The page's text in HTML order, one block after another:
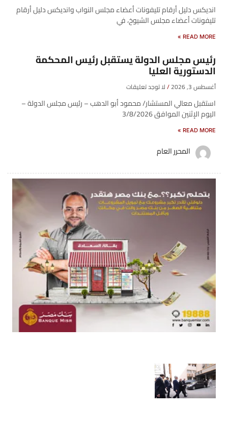
انديكس دليل أرقام تليفونات أعضاء مجلس النواب وانديكس دليل أرقام
تليفونات أعضاء مجلس الشيوخ، في
READ MORE »
رئيس مجلس الدولة يستقبل رئيس المحكمة
الدستورية العليا
أغسطس 3, 2026 لا توجد تعليقات
استقبل معالي المستشار/ محمود أبو الدهب – رئيس مجلس الدولة –
اليوم الإثنين الموافق 3/8/2026
READ MORE »
المحرر العام